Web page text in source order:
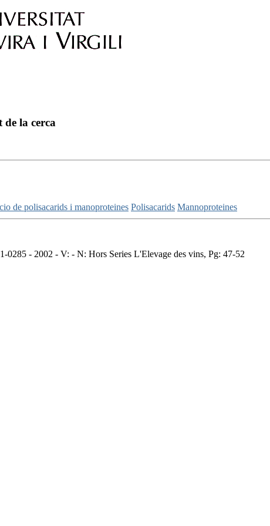
de la cerca
de polisacarids i manoproteines Polisacarids Mannoproteines
0285 - 2002 - V: - N: Hors Series L'Elevage des vins, Pg: 47-52